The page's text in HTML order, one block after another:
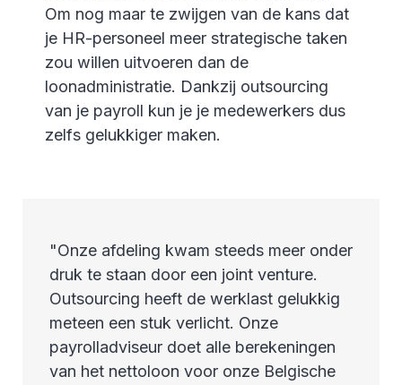
Om nog maar te zwijgen van de kans dat
je HR-personeel meer strategische taken
zou willen uitvoeren dan de
loonadministratie. Dankzij outsourcing
van je payroll kun je je medewerkers dus
zelfs gelukkiger maken.
"Onze afdeling kwam steeds meer onder
druk te staan door een joint venture.
Outsourcing heeft de werklast gelukkig
meteen een stuk verlicht. Onze
payrolladviseur doet alle berekeningen
van het nettoloon voor onze Belgische